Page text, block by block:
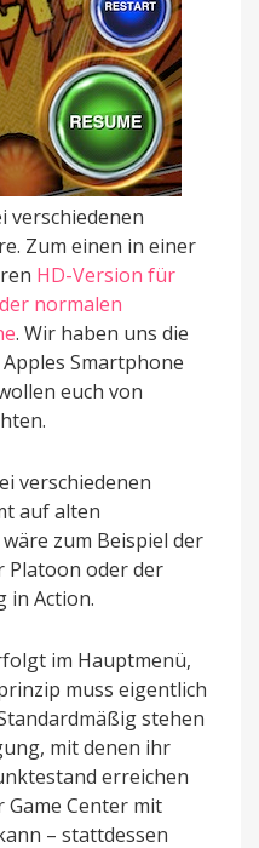
verschiedenen
Zum einen in einer
HD-Version für
normalen
. Wir haben uns die
Smartphone
euch von
verschiedenen
auf alten
zum Beispiel der
Platoon oder der
in Action.
im Hauptmenü,
muss eigentlich
stehen
mit denen ihr
erreichen
Center mit
– stattdessen